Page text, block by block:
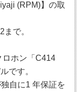
(RPM)】の取
で。
ホン「C414
です。
自に1 年保証を